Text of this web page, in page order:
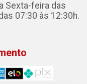
Sexta-feira das
07:30 às 12:30h.